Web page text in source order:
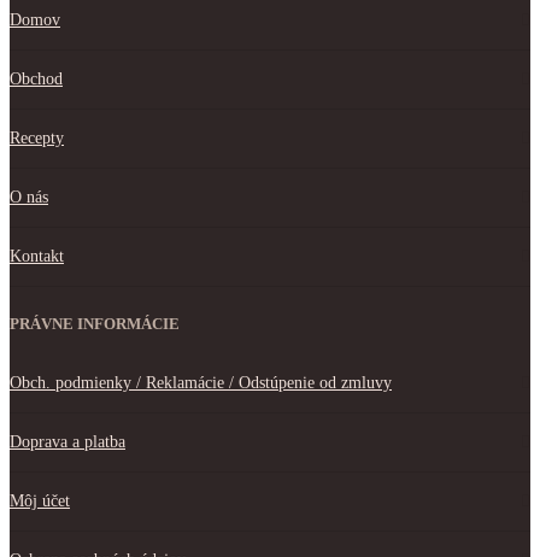
Domov
Obchod
Recepty
O nás
Kontakt
PRÁVNE INFORMÁCIE
Obch. podmienky / Reklamácie / Odstúpenie od zmluvy
Doprava a platba
Môj účet